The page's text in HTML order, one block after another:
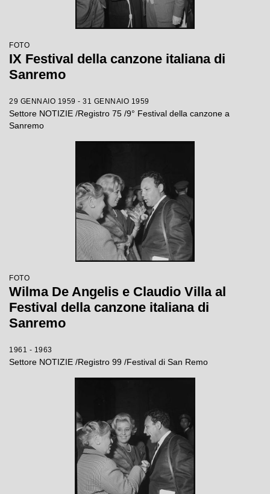
FOTO
IX Festival della canzone italiana di
Sanremo
29 GENNAIO 1959 - 31 GENNAIO 1959
Settore NOTIZIE /Registro 75 /9° Festival della canzone a
Sanremo
FOTO
Wilma De Angelis e Claudio Villa al
Festival della canzone italiana di
Sanremo
1961 - 1963
Settore NOTIZIE /Registro 99 /Festival di San Remo